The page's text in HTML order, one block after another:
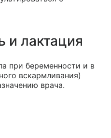
и лактация
при беременности и в
вскармливания)
врача.